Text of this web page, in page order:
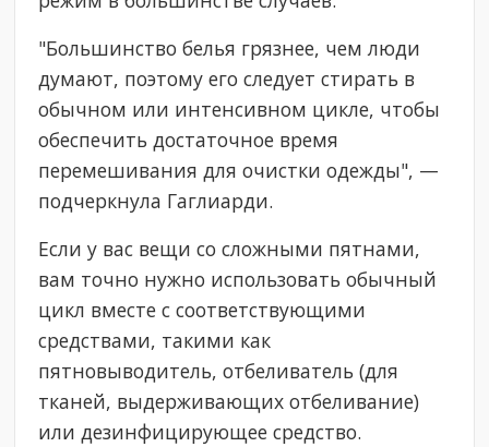
"Большинство белья грязнее, чем люди
думают, поэтому его следует стирать в
обычном или интенсивном цикле, чтобы
обеспечить достаточное время
перемешивания для очистки одежды", —
подчеркнула Гаглиарди.
Если у вас вещи со сложными пятнами,
вам точно нужно использовать обычный
цикл вместе с соответствующими
средствами, такими как
пятновыводитель, отбеливатель (для
тканей, выдерживающих отбеливание)
или дезинфицирующее средство.